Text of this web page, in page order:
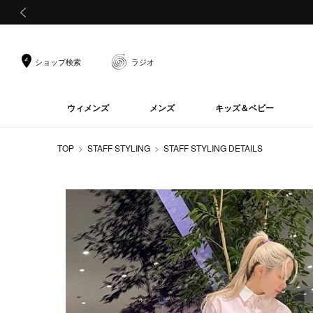
ショップ検索 ラジオ
ウィメンズ メンズ キッズ＆ベビー
TOP STAFF STYLING STAFF STYLING DETAILS